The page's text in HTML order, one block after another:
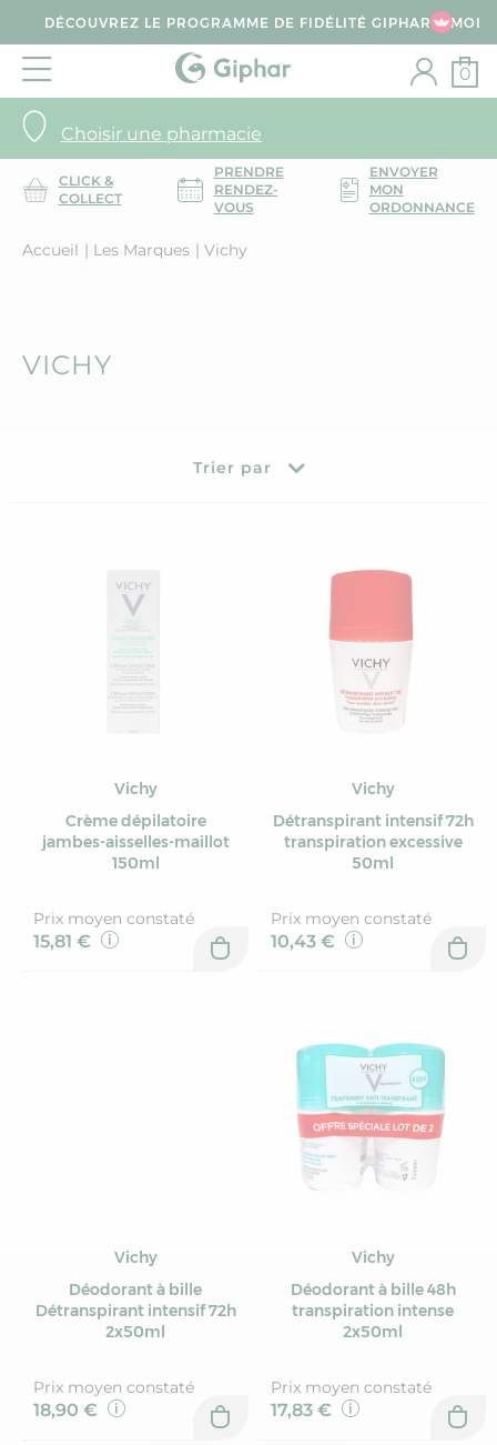
DÉCOUVREZ LE PROGRAMME DE FIDÉLITÉ GIPHAR & MOI
Choisir une pharmacie
0
CLICK &
COLLECT
PRENDRE
RENDEZ-
VOUS
ENVOYER
MON
ORDONNANCE
Accueil Les Marques Vichy
VICHY
Trier par
Vichy
Crème dépilatoire
jambes-aisselles-maillot
150ml
Prix moyen constaté
15,81 €
Vichy
Détranspirant intensif 72h
transpiration excessive
50ml
Prix moyen constaté
10,43 €
Vichy
Déodorant à bille
Détranspirant intensif 72h
2x50ml
Prix moyen constaté
18,90 €
Vichy
Déodorant à bille 48h
transpiration intense
2x50ml
Prix moyen constaté
17,83 €